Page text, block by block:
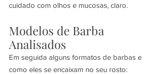
cuidado com olhos e mucosas, claro.
Modelos de Barba
Analisados
Em seguida alguns formatos de barbas e
como eles se encaixam no seu rosto: